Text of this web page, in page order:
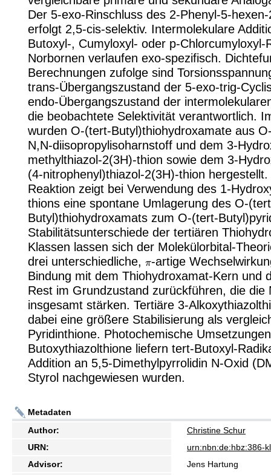
Der 5-exo-Rinschluss des 2-Phenyl-5-
erfolgt 2,5-cis-selektiv. Intermolekulare
Butoxyl-, Cumyloxyl- oder p-Chlorcumyloxyl-
Norbornen verlaufen exo-spezifisch.
Berechnungen zufolge sind
trans-Übergangszustand der 5-exo-trig-
endo-Übergangszustand der
die beobachtete Selektivität verantwortlich.
wurden O-(tert-Butyl)thiohydroxamate aus
N,N-diisopropylisoharnstoff und dem 3-
methylthiazol-2(3H)-thion sowie dem 3-
(4-nitrophenyl)thiazol-2(3H)-thion hergestellt.
Reaktion zeigt bei Verwendung des 1-
thions eine spontane Umlagerung des O-
Butyl)thiohydroxamats zum O-(tert-
Stabilitätsunterschiede der tertiären
Klassen lassen sich der Molekülorbital-
drei unterschiedliche,
-artige
Bindung mit dem Thiohydroxamat-Kern und
Rest im Grundzustand zurückführen, die die
insgesamt stärken. Tertiäre 3-
dabei eine größere Stabilisierung als
Pyridinthione. Photochemische
Butoxythiazolthione liefern tert-Butoxyl-
Addition an 5,5-Dimethylpyrrolidin N-Oxid
Styrol nachgewiesen wurden.
Metadaten
Author:
Christine Schur
URN:
urn:nbn:de:hbz:386-
Advisor:
Jens Hartung